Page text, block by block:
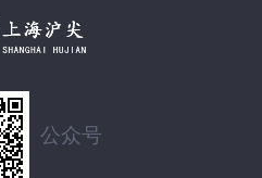
公众号